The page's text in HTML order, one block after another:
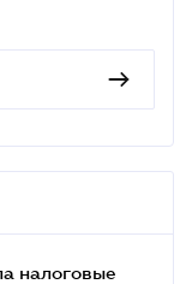
налоговые